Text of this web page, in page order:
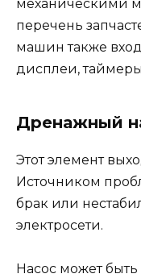
механическими
перечень
машин также
дисплеи,
Дренажный
Этот элемент
Источником
брак или
электросети.
Насос может